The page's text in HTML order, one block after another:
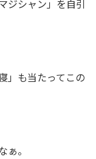
ジシャン」を自引
」も当たってこの
。